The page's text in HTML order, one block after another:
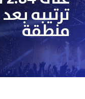
ترتيبه
منطقة